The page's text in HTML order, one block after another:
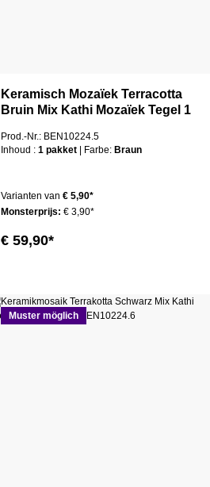
Keramisch Mozaïek Terracotta
Bruin Mix Kathi Mozaïek Tegel 1
Prod.-Nr.: BEN10224.5
Inhoud : 1 pakket | Farbe: Braun
Varianten van € 5,90*
Monsterprijs: € 3,90*
€ 59,90*
Muster möglich